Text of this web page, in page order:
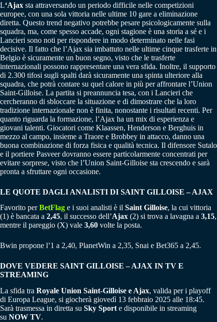
L‘Ajax sta attraversando un periodo difficile nelle competizioni
europee, con una sola vittoria nelle ultime 10 gare a eliminazione
diretta. Questo trend negativo potrebbe pesare psicologicamente sulla
squadra, ma, come spesso accade, ogni stagione è una storia a sé e i
Lancieri sono noti per rispondere in modo determinato nelle fasi
decisive. Il fatto che l’Ajax sia imbattuto nelle ultime cinque trasferte in
Belgio è sicuramente un buon segno, visto che le trasferte
internazionali possono rappresentare una vera sfida. Inoltre, il supporto
di 2.300 tifosi sugli spalti darà sicuramente una spinta ulteriore alla
squadra, che potrà contare su quel calore in più per affrontare l’Union
Saint-Gilloise. La partita si preannuncia tesa, con i Lancieri che
cercheranno di sbloccare la situazione e di dimostrare che la loro
tradizione internazionale non è finita, nonostante i risultati recenti. Per
quanto riguarda la formazione, l’Ajax ha un mix di esperienza e
giovani talenti. Giocatori come Klaassen, Henderson e Berghuis in
mezzo al campo, insieme a Traore e Brobbey in attacco, danno una
buona combinazione di forza fisica e qualità tecnica. Il difensore Sutalo
e il portiere Pasveer dovranno essere particolarmente concentrati per
evitare sorprese, visto che l’Union Saint-Gilloise sta crescendo e sarà
pronta a sfruttare ogni occasione.
LE QUOTE DAGLI ANALISTI DI SAINT GILLOISE – AJAX
Favorito perBetFlag e i suoi analisti è il Saint Gilloise, la cui vittoria
(1) è bancata a 2,45, il successo dell’Ajax (2) si trova a lavagna a 3,15,
mentre il pareggio (X) vale 3,60 volte la posta.
Bwin propone l’1 a 2,40, PlanetWin a 2,35, Snai e Bet365 a 2,45.
DOVE VEDERE SAINT GILLOISE – AJAX IN TV E
STREAMING
La sfida tra Royale Union Saint-Gilloise e Ajax, valida per i playoff
di Europa League, si giocherà giovedì 13 febbraio 2025 alle 18:45.
Sarà trasmessa in diretta su Sky Sport e disponibile in streaming
su NOW TV.